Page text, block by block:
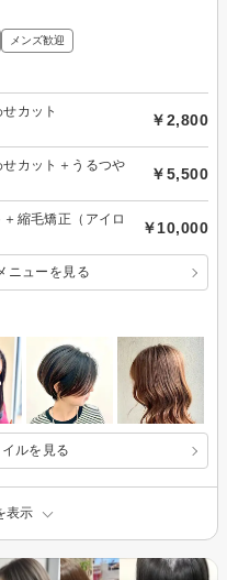
メンズ歓迎
カット
￥2,800
せカット＋うるつや
￥5,500
縮毛矯正（アイロ
￥10,000
ニューを見る
ルを見る
表示